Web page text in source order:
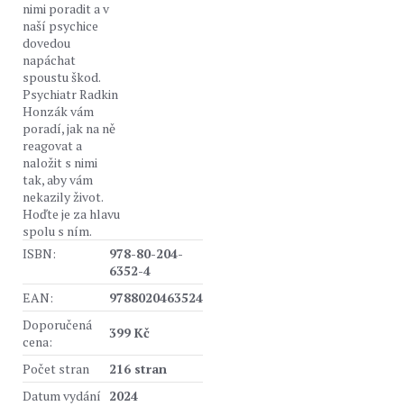
nimi poradit a v
naší psychice
dovedou
napáchat
spoustu škod.
Psychiatr Radkin
Honzák vám
poradí, jak na ně
reagovat a
naložit s nimi
tak, aby vám
nekazily život.
Hoďte je za hlavu
spolu s ním.
ISBN:
978-80-204-
6352-4
EAN:
9788020463524
Doporučená
cena:
399 Kč
Počet stran
216 stran
Datum vydání 2024